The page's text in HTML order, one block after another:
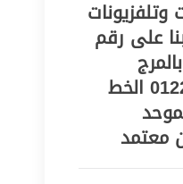
على رقم
الجديدة 01223179993 الخط